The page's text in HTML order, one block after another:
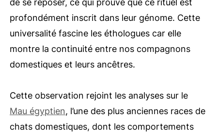
de se reposer, ce qui prouve que ce rituel est
profondément inscrit dans leur génome. Cette
universalité fascine les éthologues car elle
montre la continuité entre nos compagnons
domestiques et leurs ancêtres.
Cette observation rejoint les analyses sur le
Mau égyptien, l’une des plus anciennes races de
chats domestiques, dont les comportements